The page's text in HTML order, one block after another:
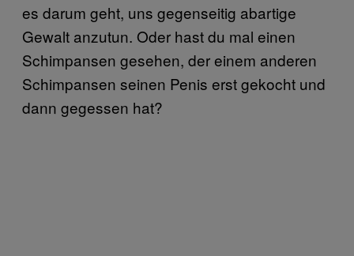
es darum geht, uns gegenseitig abartige
Gewalt anzutun. Oder hast du mal einen
Schimpansen gesehen, der einem anderen
Schimpansen seinen Penis erst gekocht und
dann gegessen hat?